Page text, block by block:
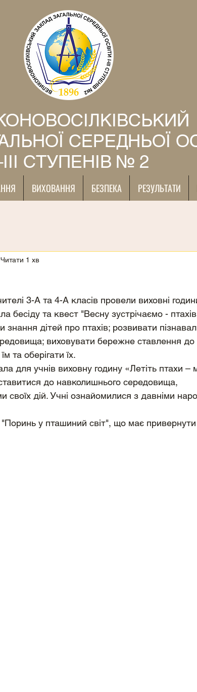
СЕРЕДНЬОЇ
СТУПЕНІВ № 2
ВИХОВАННЯ БЕЗПЕКА РЕЗУЛЬТАТИ
Читати 1 хв
3-А та 4-А класів провели виховні
та квест "Весну зустрічаємо - птахів
дітей про птахів; розвивати
виховувати бережне ставлення
та оберігати їх.
для учнів виховну годину «Летіть птахи –
до навколишнього середовища,
своїх дій. Учні ознайомилися з давніми
у пташиний світ", що має